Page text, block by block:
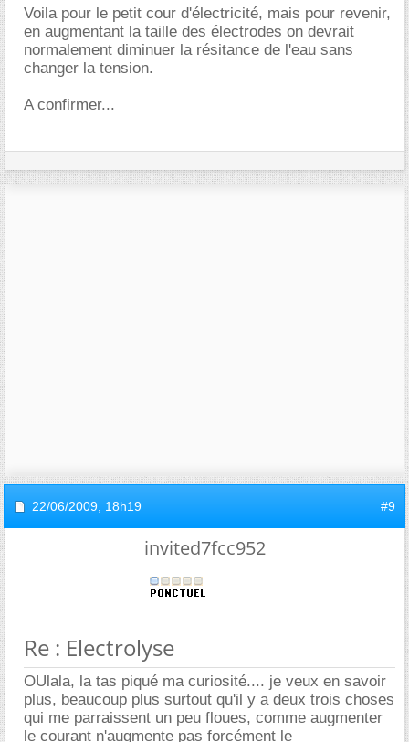
Voila pour le petit cour d'électricité, mais pour revenir,
en augmentant la taille des électrodes on devrait
normalement diminuer la résitance de l'eau sans
changer la tension.
A confirmer...
22/06/2009, 18h19 #9
invited7fcc952
Re : Electrolyse
OUlala, la tas piqué ma curiosité.... je veux en savoir
plus, beaucoup plus surtout qu'il y a deux trois choses
qui me parraissent un peu floues, comme augmenter
le courant n'augmente pas forcément le